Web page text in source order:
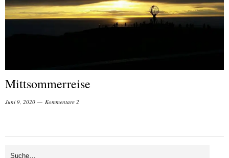
Mittsommerreise
Juni 9, 2020 Kommentare 2